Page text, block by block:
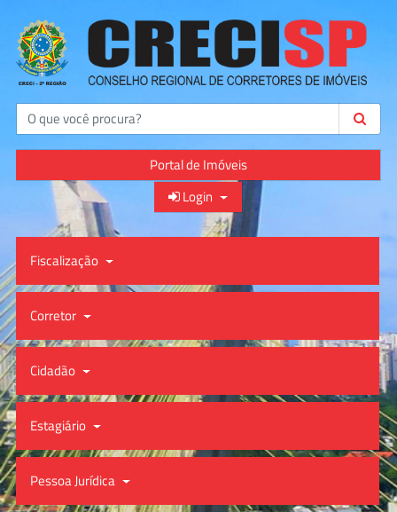
Buscar
Portal de Imóveis
Login
Fiscalização
Corretor
Cidadão
Estagiário
Pessoa Jurídica